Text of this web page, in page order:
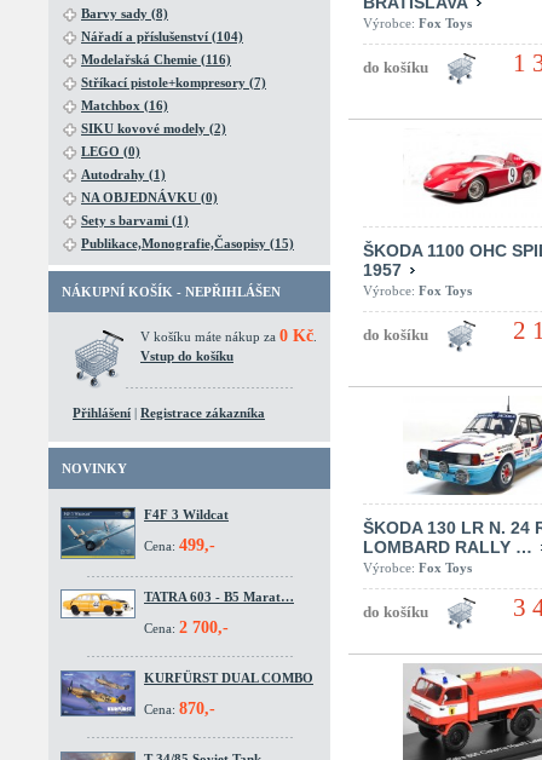
Barvy sady (8)
Nářadí a příslušenství (104)
Modelařská Chemie (116)
Stříkací pistole+kompresory (7)
Matchbox (16)
SIKU kovové modely (2)
LEGO (0)
Autodrahy (1)
NA OBJEDNÁVKU (0)
Sety s barvami (1)
Publikace,Monografie,Časopisy (15)
NÁKUPNÍ KOŠÍK - NEPŘIHLÁŠEN
V košíku máte nákup za 0 Kč
Vstup do košíku
Přihlášení | Registrace zákazníka
NOVINKY
F4F 3 Wildcat
Cena: 499,-
TATRA 603 - B5 Marat…
Cena: 2 700,-
KURFÜRST DUAL COMBO
Cena: 870,-
Výrobce: Fox Toys
1
ŠKODA 1100 OHC
1957
Výrobce: Fox Toys
2
ŠKODA 130 LR N. 24
LOMBARD RALLY …
Výrobce: Fox Toys
3